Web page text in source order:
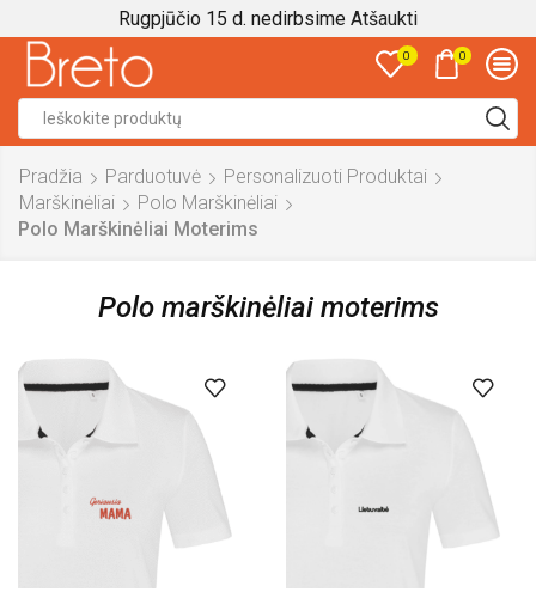
Rugpjūčio 15 d. nedirbsime Atšaukti
0 0
Pradžia Parduotuvė
Personalizuoti Produktai
Marškinėliai
Polo Marškinėliai
Polo Marškinėliai Moterims
Polo marškinėliai moterims